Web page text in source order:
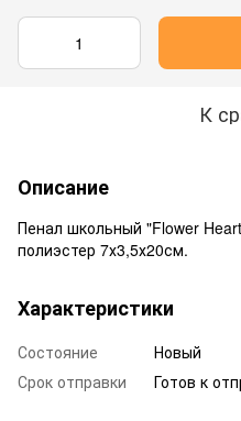
К
Описание
Пенал школьный "Flower
полиэстер 7х3,5х20см.
Характеристики
Состояние
Новый
Срок отправки
Готов к